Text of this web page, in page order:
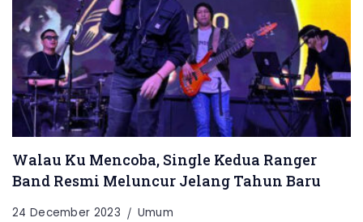
Walau Ku Mencoba, Single Kedua Ranger
Band Resmi Meluncur Jelang Tahun Baru
24 December 2023 Umum